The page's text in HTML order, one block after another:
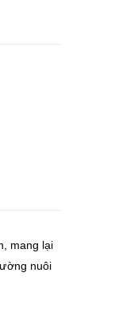
mang lại
nuôi